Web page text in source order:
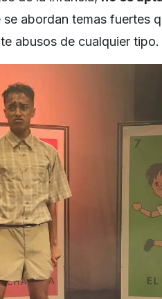
abordan temas fuertes
abusos de cualquier tipo.